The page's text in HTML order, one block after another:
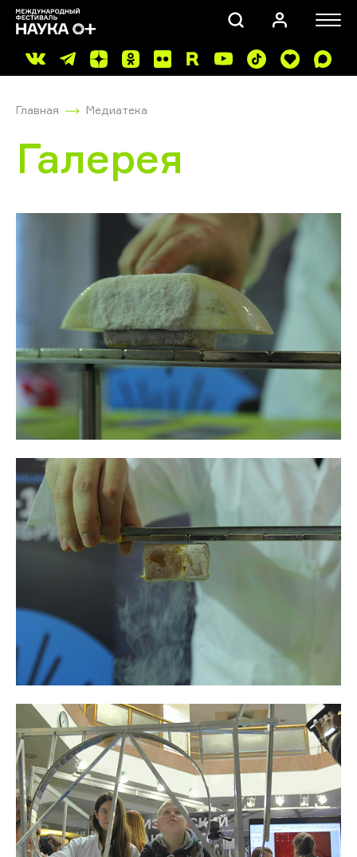
ПОИСК
Главная Медиатека
Галерея